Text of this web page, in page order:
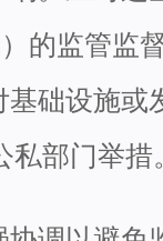
的监管监
基础设施或
私部门举措